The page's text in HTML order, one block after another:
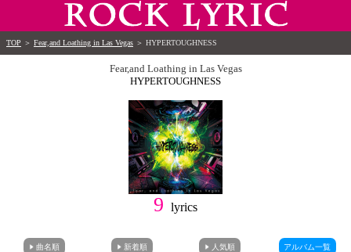
TOP ＞ Fear,and Loathing in Las Vegas ＞ HYPERTOUGHNESS
Fear,and Loathing in Las Vegas
HYPERTOUGHNESS
9 lyrics
曲名順 新着順 人気順 アルバム一覧